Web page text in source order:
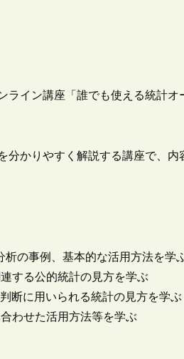
ライン講座「誰でも使える統計オ
かりやすく解説する講座で、内
析の事例、基本的な活用方法を学
する公的統計の見方を学ぶ
断に用いられる統計の見方を学ぶ
わせた活用方法等を学ぶ